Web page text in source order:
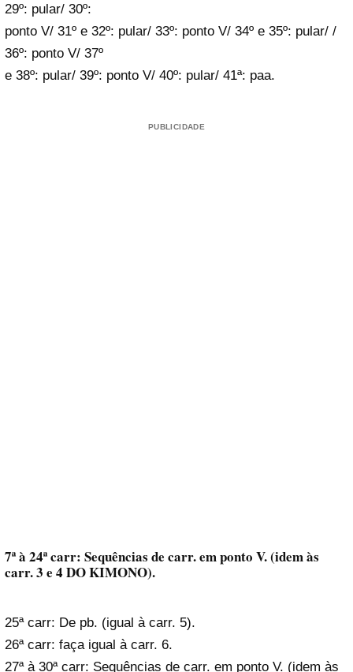
29º: pular/ 30º:
ponto V/ 31º e 32º: pular/ 33º: ponto V/ 34º e 35º: pular/ /
36º: ponto V/ 37º
e 38º: pular/ 39º: ponto V/ 40º: pular/ 41ª: paa.
PUBLICIDADE
7ª à 24ª carr: Sequências de carr. em ponto V. (idem às
carr. 3 e 4 DO KIMONO).
25ª carr: De pb. (igual à carr. 5).
26ª carr: faça igual à carr. 6.
27ª à 30ª carr: Sequências de carr. em ponto V. (idem às